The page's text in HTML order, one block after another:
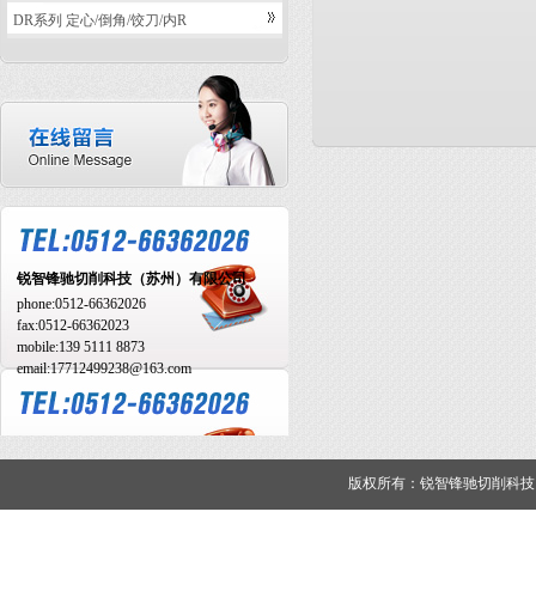
DR系列 定心/倒角/饺刀/内R
锐智锋驰切削科技（苏州）有限公司
phone:0512-66362026
fax:0512-66362023
mobile:139 5111 8873
email:17712499238@163.com
版权所有：锐智锋驰切削科